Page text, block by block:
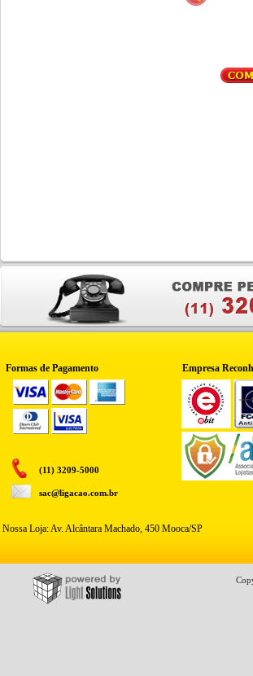
Formas de Pagamento Empresa
(11) 3209-5000
sac@ligacao.com.br
Nossa Loja: Av. Alcântara Machado, 450 Mooca/SP